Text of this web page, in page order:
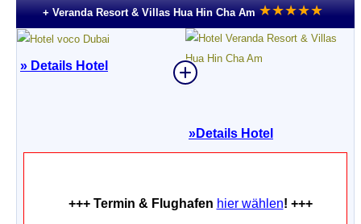
+ Veranda Resort & Villas Hua Hin Cha Am ★★★★★
» Details Hotel
»Details Hotel
+++ Termin & Flughafen hier wählen! +++